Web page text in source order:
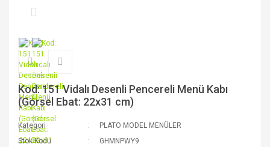
Kod: 151 Vidalı Desenli Pencereli Menü Kabı
(Görsel Ebat: 22x31 cm)
Kategori
PLATO MODEL MENÜLER
Stok Kodu
GHMNPWY9